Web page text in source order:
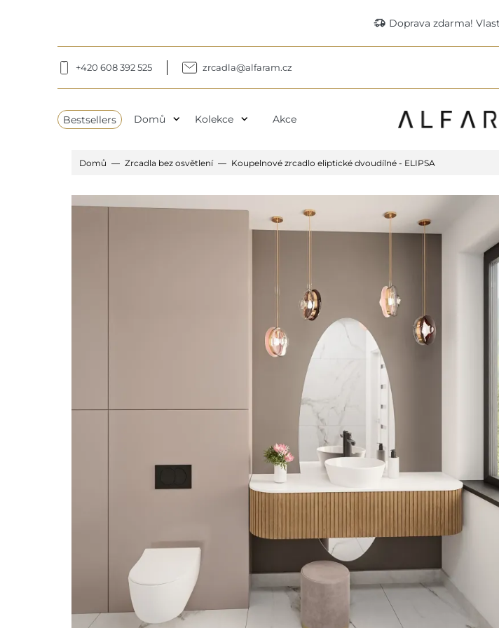
delivery_truck_speed Doprava zdarma!
+420 608 392 525 zrcadla@alfaram.cz
Bestsellers Domů expand_more Kolekce expand_more Akce
Domů Zrcadla bez osvětlení Koupelnové zrcadlo eliptické dvoudílné - ELIPSA